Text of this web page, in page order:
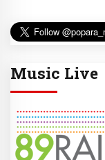
Music Live